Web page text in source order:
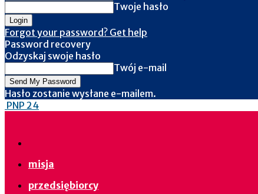
Twoje hasło
Forgot your password? Get help
Password recovery
Odzyskaj swoje hasło
Twój e-mail
Hasło zostanie wysłane e-mailem.
PNP 24
misja
przedsiębiorcy